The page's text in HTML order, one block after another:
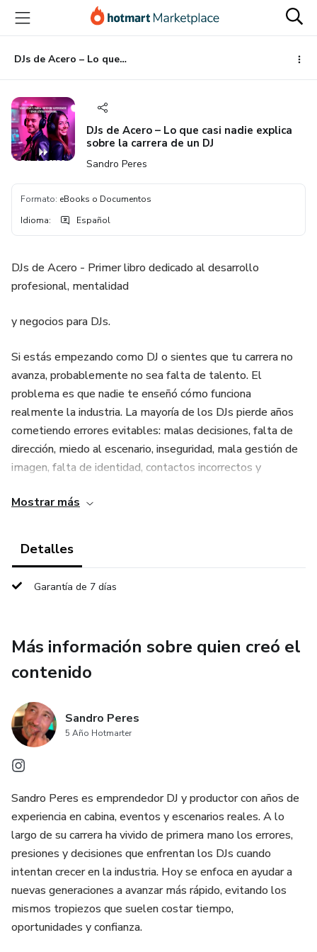
principal
página
de
página
DJs de Acero – Lo que casi nadie explica sobre la carrera de un DJ
DJs de Acero – Lo que casi nadie explica
sobre la carrera de un DJ
Sandro Peres
Formato: eBooks o Documentos
Idioma: Español
DJs de Acero - Primer libro dedicado al desarrollo
profesional, mentalidad
y negocios para DJs.
Si estás empezando como DJ o sientes que tu carrera no
avanza, probablemente no sea falta de talento. El
problema es que nadie te enseñó cómo funciona
realmente la industria. La mayoría de los DJs pierde años
cometiendo errores evitables: malas decisiones, falta de
dirección, miedo al escenario, inseguridad, mala gestión de
imagen, falta de identidad, contactos incorrectos y
Sandro Peres, este libro reúne experiencias, errores y
desarrollo profesional de un DJ.
Cómo desarrollar seguridad y presencia en el escenario.
Cómo manejar la presión, clientes difíciles y situaciones
reales en eventos.
Cómo construir una marca personal como DJ.
Cómo crecer en redes sociales usando tu música y tu arte.
Cómo hacer networking y generar contactos importantes.
Cómo cobrar correctamente por tu trabajo y redactar
contratos.
Mostrar más
Detalles
Garantía de 7 días
Más información sobre quien creó el
contenido
Sandro Peres
5 Año Hotmarter
Sandro Peres es emprendedor DJ y productor con años de
experiencia en cabina, eventos y escenarios reales. A lo
largo de su carrera ha vivido de primera mano los errores,
presiones y decisiones que enfrentan los DJs cuando
intentan crecer en la industria. Hoy se enfoca en ayudar a
nuevas generaciones a avanzar más rápido, evitando los
mismos tropiezos que suelen costar tiempo,
oportunidades y confianza.